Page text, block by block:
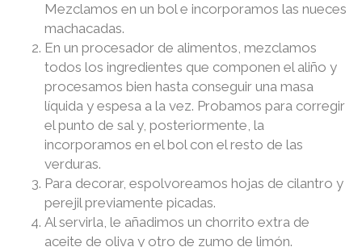
Mezclamos en un bol e incorporamos las nueces
machacadas.
En un procesador de alimentos, mezclamos
todos los ingredientes que componen el aliño y
procesamos bien hasta conseguir una masa
líquida y espesa a la vez. Probamos para corregir
el punto de sal y, posteriormente, la
incorporamos en el bol con el resto de las
verduras.
Para decorar, espolvoreamos hojas de cilantro y
perejil previamente picadas.
Al servirla, le añadimos un chorrito extra de
aceite de oliva y otro de zumo de limón.